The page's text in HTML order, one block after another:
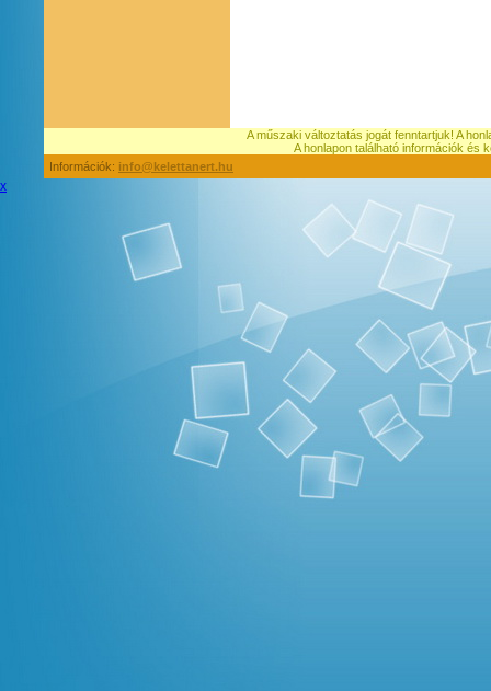
A műszaki változtatás jogát fenntartjuk! A
A honlapon található információk és
Információk: info@kelettanert.hu
x